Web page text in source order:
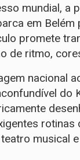
mundial, a
em Belém
promete
de ritmo,
nacional
do
musical